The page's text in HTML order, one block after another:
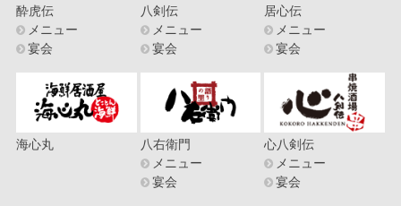
酔虎伝
メニュー
宴会
八剣伝
メニュー
宴会
居心伝
メニュー
宴会
海心丸
八右衛門
メニュー
宴会
心八剣伝
メニュー
宴会